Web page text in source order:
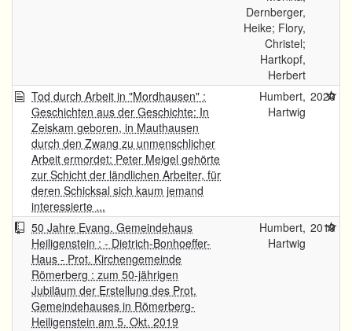
Dernberger,
Heike; Flory,
Christel;
Hartkopf,
Herbert
Tod durch Arbeit in "Mordhausen" :
Geschichten aus der Geschichte: In
Zeiskam geboren, in Mauthausen
durch den Zwang zu unmenschlicher
Arbeit ermordet: Peter Meigel gehörte
zur Schicht der ländlichen Arbeiter, für
deren Schicksal sich kaum jemand
interessierte ...
Humbert,
Hartwig
2020
50 Jahre Evang. Gemeindehaus
Heiligenstein : - Dietrich-Bonhoeffer-
Haus - Prot. Kirchengemeinde
Römerberg : zum 50-jährigen
Jubiläum der Erstellung des Prot.
Gemeindehauses in Römerberg-
Heiligenstein am 5. Okt. 2019
Humbert,
Hartwig
2019